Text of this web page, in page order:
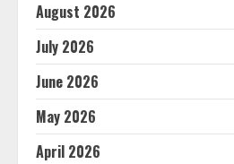
August 2026
July 2026
June 2026
May 2026
April 2026